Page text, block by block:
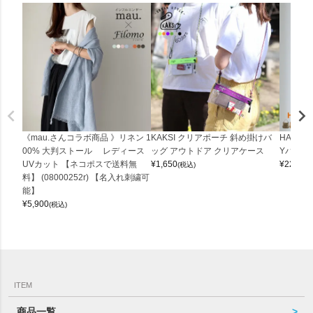
《mau.さんコラボ商品 》リネン 1
00% 大判ストール レディース
UVカット 【ネコポスで送料無
料】 (08000252r) 【名入れ刺繍可
能】
¥5,900(税込)
KAKSI クリアポーチ 斜め掛けバ
ッグ アウトドア クリアケース
¥1,650(税込)
Yバッグ
¥22,000
ITEM